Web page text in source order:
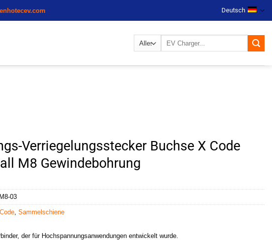
Deutsch
Verriegelungsstecker Buchse X Code
M8 Gewindebohrung
03
Sammelschiene
der für Hochspannungsanwendungen entwickelt wurde.